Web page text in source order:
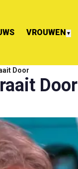
VROUWEN ▼
Door
Door